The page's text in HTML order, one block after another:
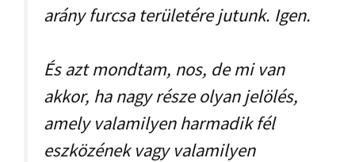
arány furcsa területére jutunk. Igen.
És azt mondtam, nos, de mi van
akkor, ha nagy része olyan jelölés,
amely valamilyen harmadik fél
eszközének vagy valamilyen